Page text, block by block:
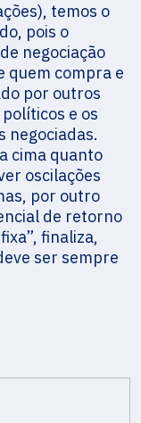
temos o
pois o
negociação
quem compra e
por outros
e os
negociadas.
cima quanto
oscilações
por outro
de retorno
finaliza,
ser sempre